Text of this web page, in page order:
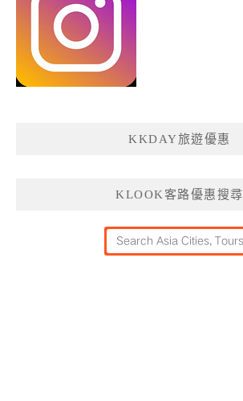
KKDAY旅遊優惠
KLOOK客路優惠搜尋